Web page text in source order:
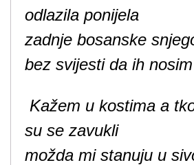
odlazila ponijela
zadnje bosanske
bez svijesti da ih
Kažem u kostima a
su se zavukli
možda mi stanuju u